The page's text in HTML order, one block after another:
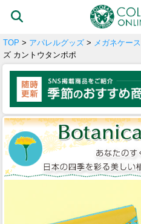
TOP > アパレルグッズ > メガネケース
ズ カントウタンポポ